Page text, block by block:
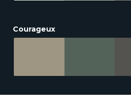
Courageux